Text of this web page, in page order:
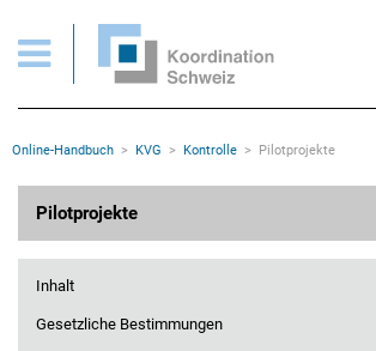
Wichtige Seiten
Home
Inhalt
Sitemap
Rootline Navigation
Online-Handbuch KVG Kontrolle Pilotprojekte
Pilotprojekte
Inhalt
Gesetzliche Bestimmungen